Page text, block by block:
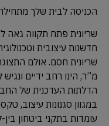
הכניסה לבית שלך
שריונית פתח תקווה גאה
חדשנות עיצובית
מ”ר, הינו רחב ידיים
הדלתות העדכנית של
במגוון סגנונות עיצוב,
עומדות בתקני ביטחון